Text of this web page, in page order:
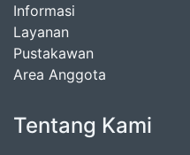
Informasi
Layanan
Pustakawan
Area Anggota
Tentang Kami